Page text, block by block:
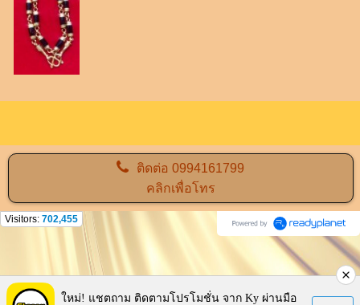
ติดต่อ0994161799
คลิกเพื่อโทร
Visitors: 702,455
ใหม่! แชตถาม ติดตามโปรโมชั่น จาก Ky ผ่านมือ